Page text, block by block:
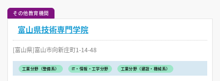
その他教育機関
富山県技術専門学院
[富山県]富山市向新庄町1-14-48
工業分野（整備系） IT・情報・工学分野 工業分野（建設・機械系）